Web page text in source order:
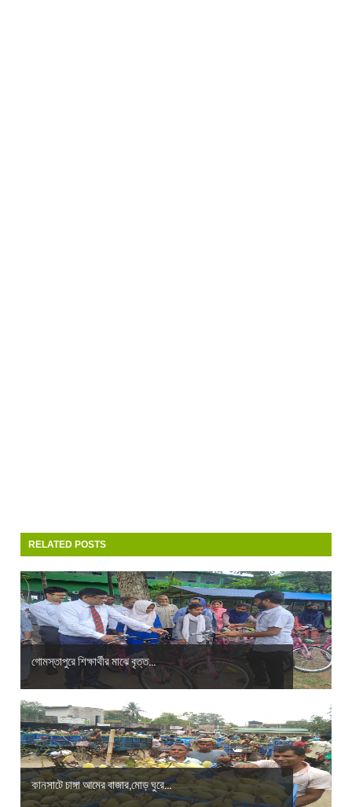
RELATED POSTS
গোমস্তাপুরে শিক্ষার্থীর মাঝে বৃত্ত...
কানসাটে চাঙ্গা আমের বাজার,মোড় ঘুরে...